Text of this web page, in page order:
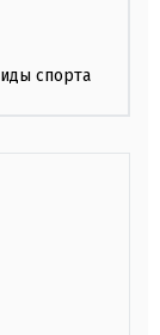
спорта